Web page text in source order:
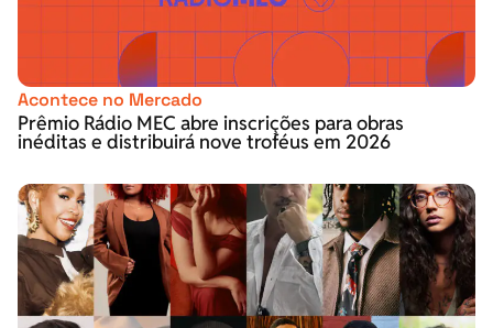
Acontece no Mercado
Prêmio Rádio MEC abre inscrições para obras
inéditas e distribuirá nove troféus em 2026